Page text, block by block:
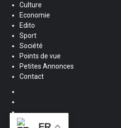
Culture
Economie
Edito
Sport
Société
Points de vue
Petites Annonces
Contact
Twitter
Youtube